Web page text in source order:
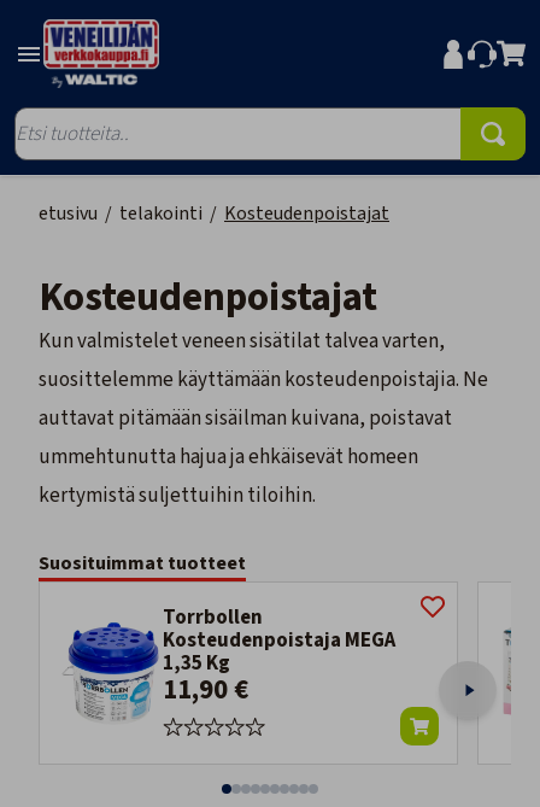
etusivu / telakointi / Kosteudenpoistajat
Kosteudenpoistajat
Kun valmistelet veneen sisätilat talvea varten,
suosittelemme käyttämään kosteudenpoistajia. Ne
auttavat pitämään sisäilman kuivana, poistavat
ummehtunutta hajua ja ehkäisevät homeen
kertymistä suljettuihin tiloihin.
Suosituimmat tuotteet
Torrbollen
Kosteudenpoistaja MEGA
1,35 Kg
11,90 €